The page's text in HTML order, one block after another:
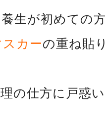
生が初めての
カーの重ね貼
の仕方に戸惑